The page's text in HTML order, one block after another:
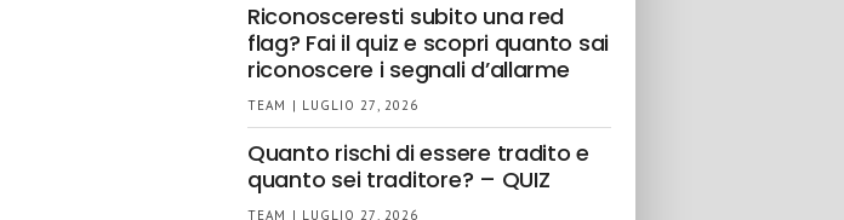
Riconosceresti subito una red
flag? Fai il quiz e scopri quanto sai
riconoscere i segnali d’allarme
TEAM | LUGLIO 27, 2026
Quanto rischi di essere tradito e
quanto sei traditore? – QUIZ
TEAM | LUGLIO 27, 2026